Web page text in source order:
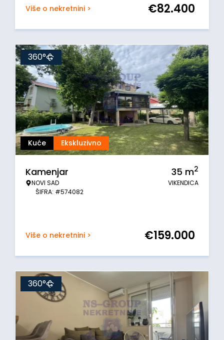
Više o nekretnini > €82.400
Kuće Ekskluzivno
360°
Kamenjar
NOVI SAD
ŠIFRA: #574082
35 m2
VIKENDICA
Više o nekretnini > €159.000
360°